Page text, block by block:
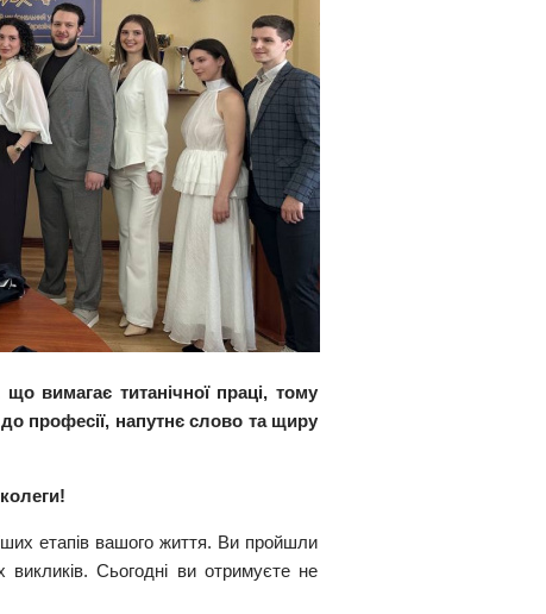
вимагає титанічної праці, тому
професії, напутнє слово та щиру
етапів вашого життя. Ви пройшли
Сьогодні ви отримуєте не